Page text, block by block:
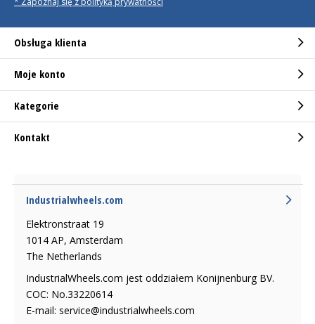
Obsługa klienta
Moje konto
Kategorie
Kontakt
Industrialwheels.com
Elektronstraat 19
1014 AP, Amsterdam
The Netherlands
IndustrialWheels.com jest oddziałem Konijnenburg BV.
COC: No.33220614
E-mail: service@industrialwheels.com